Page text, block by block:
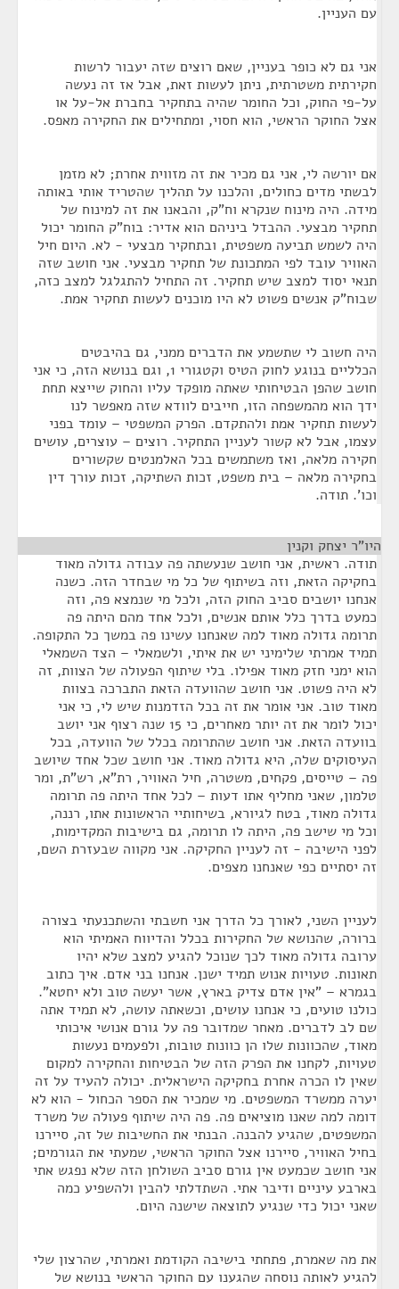
עם העניין.
אני גם לא כופר בעניין, שאם רוצים שזה יעבור לרשות
חקירתית משטרתית, ניתן לעשות זאת, אבל אז זה נעשה
על-פי החוק, וכל החומר שהיה בתחקיר בחברת אל-על או
אצל החוקר הראשי, הוא חסוי, ומתחילים את החקירה מאפס.
אם יורשה לי, אני גם מכיר את זה מזווית אחרת; לא מזמן
לבשתי מדים כחולים, והלכנו על תהליך שהטריד אותי באותה
מידה. היה מינוח שנקרא וח"ק, והבאנו את זה למינוח של
תחקיר מבצעי. ההבדל ביניהם הוא אדיר: בוח"ק החומר יכול
היה לשמש תביעה משפטית, ובתחקיר מבצעי - לא. היום חיל
האוויר עובד לפי המתכונת של תחקיר מבצעי. אני חושב שזה
תנאי יסוד למצב שיש תחקיר. זה התחיל להתגלגל למצב כזה,
שבוח"ק אנשים פשוט לא היו מוכנים לעשות תחקיר אמת.
היה חשוב לי שתשמע את הדברים ממני, גם בהיבטים
הכלליים בנוגע לחוק הטיס וקטגורי 1, וגם בנושא הזה, כי אני
חושב שהפן הבטיחותי שאתה מופקד עליו והחוק שייצא תחת
ידך הוא מהמשפחה הזו, חייבים לוודא שזה מאפשר לנו
לעשות תחקיר אמת ולהתקדם. הפרק המשפטי – עומד בפני
עצמו, אבל לא קשור לעניין התחקיר. רוצים – עוצרים, עושים
חקירה מלאה, ואז משתמשים בכל האלמנטים שקשורים
בחקירה מלאה – בית משפט, זכות השתיקה, זכות עורך דין
וכו'. תודה.
היו"ר יצחק וקנין
תודה. ראשית, אני חושב שנעשתה פה עבודה גדולה מאוד
בחקיקה הזאת, וזה בשיתוף של כל מי שבחדר הזה. כשנה
אנחנו יושבים סביב החוק הזה, ולכל מי שנמצא פה, וזה
כמעט בדרך כלל אותם אנשים, ולכל אחד מהם היתה פה
תרומה גדולה מאוד למה שאנחנו עשינו פה במשך כל התקופה.
תמיד אמרתי שלימיני יש את איתי, ולשמאלי – הצד השמאלי
הוא ימני חזק מאוד אפילו. בלי שיתוף הפעולה של הצוות, זה
לא היה פשוט. אני חושב שהוועדה הזאת התברכה בצוות
מאוד טוב. אני אומר את זה בכל הזדמנות שיש לי, כי אני
יכול לומר את זה יותר מאחרים, כי 15 שנה רצוף אני יושב
בוועדה הזאת. אני חושב שהתרומה בכלל של הוועדה, בכל
העיסוקים שלה, היא גדולה מאוד. אני חושב שכל אחד שיושב
פה – טייסים, פקחים, משטרה, חיל האוויר, רת"א, רש"ת, ומר
טלמון, שאני מחליף אתו דעות – לכל אחד היתה פה תרומה
גדולה מאוד, בטח לגיורא, בשיחותיי הראשונות אתו, רננה,
וכל מי שישב פה, היתה לו תרומה, גם בישיבות המקדימות,
לפני הישיבה - זה לעניין החקיקה. אני מקווה שבעזרת השם,
זה יסתיים כפי שאנחנו מצפים.
לעניין השני, לאורך כל הדרך אני חשבתי והשתכנעתי בצורה
ברורה, שהנושא של החקירות בכלל והדיווח האמיתי הוא
ערובה גדולה מאוד לכך שנוכל להגיע למצב שלא יהיו
תאונות. טעויות אנוש תמיד ישנן. אנחנו בני אדם. איך כתוב
בגמרא – "אין אדם צדיק בארץ, אשר יעשה טוב ולא יחטא".
כולנו טועים, כי אנחנו עושים, וכשאתה עושה, לא תמיד אתה
שם לב לדברים. מאחר שמדובר פה על גורם אנושי איכותי
מאוד, שהכוונות שלו הן כוונות טובות, ולפעמים נעשות
טעויות, לקחנו את הפרק הזה של הבטיחות והחקירה למקום
שאין לו הכרה אחרת בחקיקה הישראלית. יכולה להעיד על זה
יערה ממשרד המשפטים. מי שמכיר את הספר הכחול - הוא לא
דומה למה שאנו מוציאים פה. פה היה שיתוף פעולה של משרד
המשפטים, שהגיע להבנה. הבנתי את החשיבות של זה, סיירנו
בחיל האוויר, סיירנו אצל החוקר הראשי, שמעתי את הגורמים;
אני חושב שכמעט אין גורם סביב השולחן הזה שלא נפגש אתי
בארבע עיניים ודיבר אתי. השתדלתי להבין ולהשפיע כמה
שאני יכול כדי שנגיע לתוצאה שישנה היום.
את מה שאמרת, פתחתי בישיבה הקודמת ואמרתי, שהרצון שלי
להגיע לאותה נוסחה שהגענו עם החוקר הראשי בנושא של